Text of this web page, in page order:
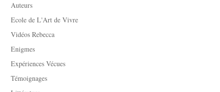
Auteurs
Ecole de L'Art de Vivre
Vidéos Rebecca
Enigmes
Expériences Vécues
Témoignages